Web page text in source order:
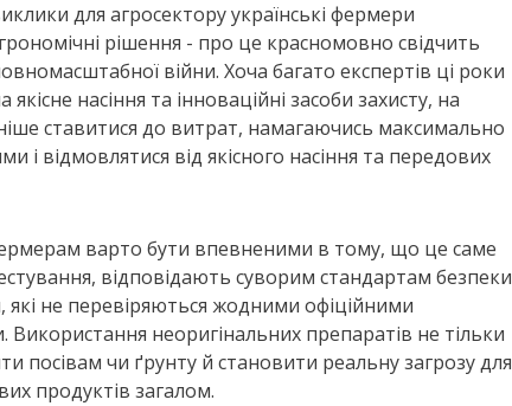
для агросектору українські фермери
рішення - про це красномовно свідчить
війни. Хоча багато експертів ці роки
насіння та інноваційні засоби захисту, на
ставитися до витрат, намагаючись максимально
і відмовлятися від якісного насіння та передових
варто бути впевненими в тому, що це саме
відповідають суворим стандартам безпеки
які не перевіряються жодними офіційними
неоригінальних препаратів не тільки
чи ґрунту й становити реальну загрозу для
продуктів загалом.